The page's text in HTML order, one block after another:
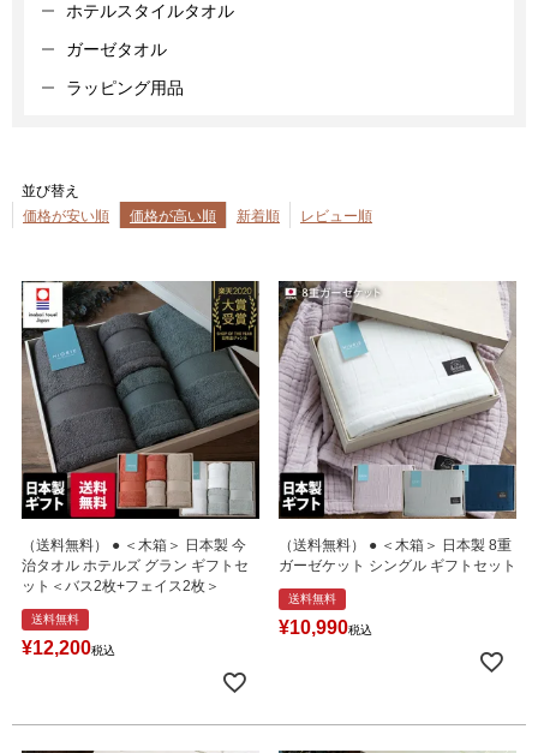
ホテルスタイルタオル
ガーゼタオル
ラッピング用品
並び替え
価格が安い順
価格が高い順 新着順 レビュー順
（送料無料） ● ＜木箱＞ 日本製 今
治タオル ホテルズ グラン ギフトセ
ット＜バス2枚+フェイス2枚＞
送料無料
¥12,200税込
（送料無料） ● ＜木箱＞ 日本製 8重
ガーゼケット シングル ギフトセット
送料無料
¥10,990税込